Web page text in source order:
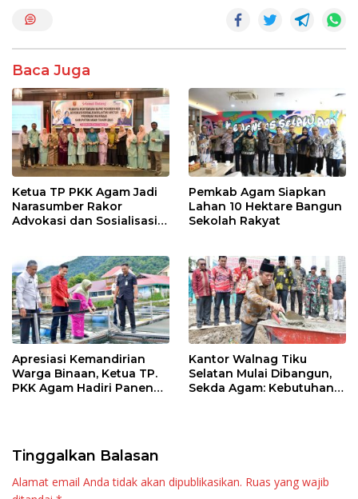
k p
Baca Juga
Ketua TP PKK Agam Jadi
Narasumber Rakor
Advokasi dan Sosialisasi
Pemkab Agam Siapkan
Lahan 10 Hektare Bangun
Sekolah Rakyat
Apresiasi Kemandirian
Warga Binaan, Ketua TP.
PKK Agam Hadiri Panen
Kantor Walnag Tiku
Selatan Mulai Dibangun,
Sekda Agam: Kebutuhan
Tinggalkan Balasan
Alamat email Anda tidak akan dipublikasikan. Ruas yang wajib